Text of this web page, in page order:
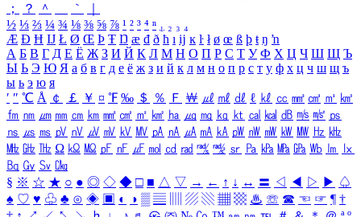
；
？ ＾ ｀
½ ⅓ ⅔ ¼ ¾ ⅛ ⅜ ⅝ ⅞ ¹ ² ³ ⁴ ⁿ ₁ ₂ ₃ ₄
Æ Ð Ħ Ĳ Ł Ø Œ Þ Ŧ Ŋ æ đ ð ħ ı ĳ ĸ ŀ ł ø œ ß þ ŧ ŋ ŉ
А Б В Г Д Е Ё Ж З И Й К Л М Н О П Р С Т У Ф Х Ц Ч Ш Щ Ъ
Ы Ь Э Ю Я а б в г д е ё ж з и й к л м н о п р с т у ф х ц ч ш щ ъ
ы ь э ю я
′ ″ ℃ Å ￠ ￡ ￥ ¤ ℉ ‰ ＄ ％ Ｆ ￦ ㎕ ㎖ ㎗ ℓ ㎘ ㏄ ㎣ ㎤ ㎥ ㎦
㎙ ㎚ ㎛ ㎜ ㎝ ㎞ ㎟ ㎠ ㎡ ㎢ ㏊ ㎍ ㎎ ㎏ ㏏ ㎈ ㎉ ㏈ ㎧ ㎨ ㎰
㎱ ㎲ ㎳ ㎴ ㎵ ㎶ ㎷ ㎸ ㎹ ㎀ ㎁ ㎂ ㎃ ㎄ ㎺ ㎻ ㎽ ㎾ ㎿ ㎐ ㎑
㎒ ㎓ ㎔ Ω ㏀ ㏁ ㎊ ㎋ ㎌ ㏖ ㏅ ㎭ ㎮ ㎯ ㏛ ㎩ ㎪ ㎫ ㎬ ㏝ ㏐
㏓
㏃ ㏉ ㏜ ㏆
§ ※ ☆ ★ ○ ● ◎ ◇ ◆ □ ■ △ ▽ → ← ↑ ↓ ↔ 〓 ◁ ◀ ▷ ▶ ♤
♠ ♡ ♥ ♧ ♣ ⊙ ◈ ▣ ◐ ◑ ▒ ▤ ▨ ▧ ▦ ▩ ♨ ☏ ☎ ☜ ☞ ¶ †